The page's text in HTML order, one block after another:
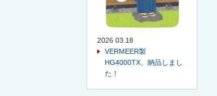
2026 03.18
VERMEER製
HG4000TX、納品しまし
た！